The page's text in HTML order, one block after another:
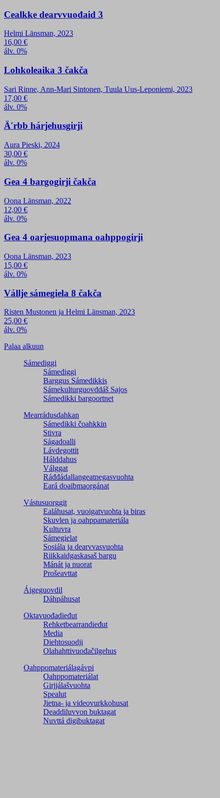
Cealkke dearvvuođaid 3
Helmi Länsman, 2023
16,00 €
álv. 0%
Lohkoleaika 3 čakča
Sari Rinne, Ann-Mari Sintonen, Tuula Uus-Leponiemi, 2023
17,00 €
álv. 0%
Äʹrbb hárjehusgirji
Aura Pieski, 2024
30,00 €
álv. 0%
Gea 4 bargogirji čakča
Oona Länsman, 2022
12,00 €
álv. 0%
Gea 4 oarjesuopmana oahppogirji
Oona Länsman, 2023
15,00 €
álv. 0%
Vállje sámegiela 8 čakča
Risten Mustonen ja Helmi Länsman, 2023
25,00 €
álv. 0%
Palaa alkuun
Sámediggi
Sámediggi
Barggus Sámedikkis
Sámekulturguovddáš Sajos
Sámedikki bargoortnet
Mearrádusdahkan
Sámedikki čoahkkin
Stivra
Ságadoalli
Lávdegottit
Hálddahus
Válggat
Ráđđádallangeatnegas­vuohta
Eará doaibmaorgánat
Vástusuorggit
Ealáhusat, vuoigatvuohta ja biras
Skuvlen ja oahppamateriála
Kultuvra
Sámegielat
Sosiála ja dearvvasvuohta
Riikkaidgaskasaš bargu
Mánát ja nuorat
Prošeavttat
Áigeguovdil
Dáhpáhusat
Oktavuođadieđut
Rehketbearrandieđut
Media
Diehtosuodji
Olahahttivuođačilgehus
Oahppomateriálagávpi
Oahppomateriálat
Girjjálašvuohta
Spealut
Jietna- ja videovurkkohusat
Deaddiluvvon buktagat
Nuvttá digibuktagat